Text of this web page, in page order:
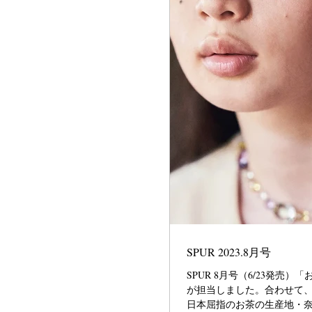
SPUR 2023.8月号
SPUR 8月号（6/23発売）
が担当しました。合わせて
日本屈指のお茶の生産地・